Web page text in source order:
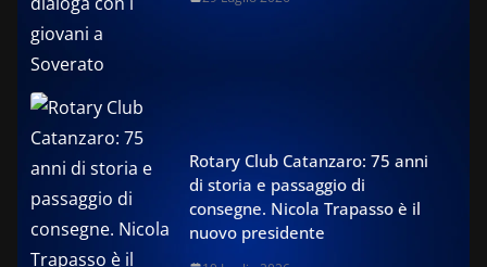
Rotary Club Catanzaro: 75 anni
di storia e passaggio di
consegne. Nicola Trapasso è il
nuovo presidente